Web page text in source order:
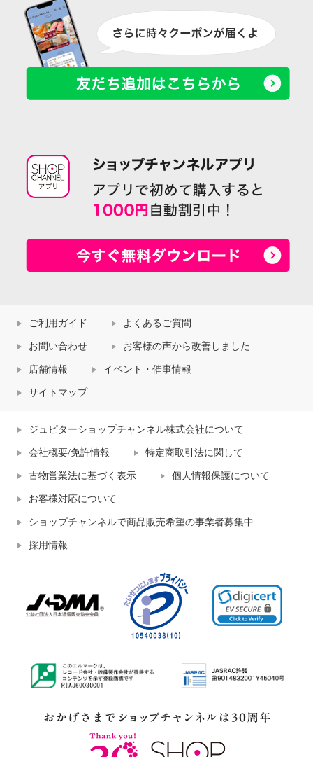
ヘ・エラ 抗菌防臭 コットン贅沢
仕立て 手軽にバストが整う！ カ
エクリュセット ３Ｌ グレーセット Ｓ
ご利用ガイド よくあるご質問
お問い合わせ お客様の声から改善しました
店舗情報 イベント・催事情報
サイトマップ
ジュピターショップチャンネル株式会社について
会社概要/免許情報 特定商取引法に関して
古物営業法に基づく表示 個人情報保護について
お客様対応について
ショップチャンネルで商品販売希望の事業者募集中
採用情報